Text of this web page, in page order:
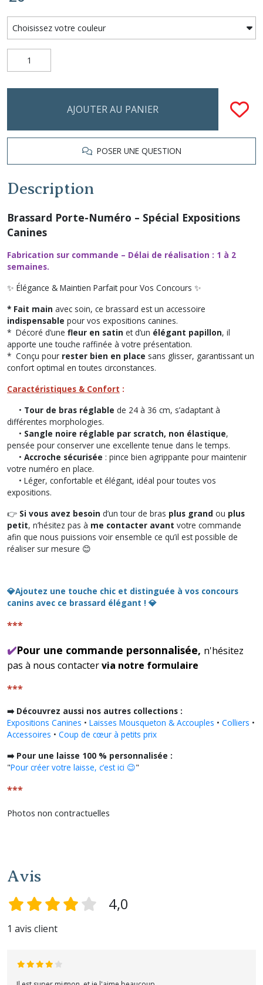
AJOUTER AU PANIER
POSER UNE QUESTION
Description
Brassard Porte-Numéro – Spécial Expositions
Canines
Fabrication sur commande – Délai de réalisation : 1 à 2
semaines.
✨ Élégance & Maintien Parfait pour Vos Concours ✨
* Fait main avec soin, ce brassard est un accessoire
indispensable pour vos expositions canines.
* Décoré d’une fleur en satin et d’un élégant papillon, il
apporte une touche raffinée à votre présentation.
* Conçu pour rester bien en place sans glisser, garantissant un
confort optimal en toutes circonstances.
Caractéristiques & Confort :
• Tour de bras réglable de 24 à 36 cm, s’adaptant à
différentes morphologies.
• Sangle noire réglable par scratch, non élastique,
pensée pour conserver une excellente tenue dans le temps.
• Accroche sécurisée : pince bien agrippante pour maintenir
votre numéro en place.
• Léger, confortable et élégant, idéal pour toutes vos
expositions.
👉 Si vous avez besoin d’un tour de bras plus grand ou plus
petit, n’hésitez pas à me contacter avant votre commande
afin que nous puissions voir ensemble ce qu’il est possible de
réaliser sur mesure 😊
💎Ajoutez une touche chic et distinguée à vos concours
canins avec ce brassard élégant ! 💎
***
✔️Pour une commande personnalisée, n'hésitez
pas à nous contactervia notre formulaire
***
➡️ Découvrez aussi nos autres collections :
Expositions Canines • Laisses Mousqueton & Accouples • Colliers •
Accessoires • Coup de cœur à petits prix
➡️ Pour une laisse 100 % personnalisée :
"Pour créer votre laisse, c’est ici 😉"
***
Photos non contractuelles
Avis
4,0
1 avis client